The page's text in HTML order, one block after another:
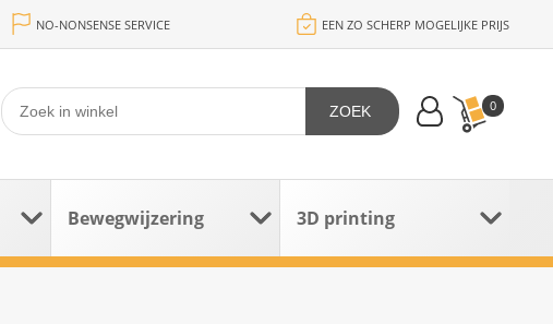
NO-NONSENSE SERVICE EEN ZO SCHERP MOGELIJKE PRIJS
0
ZOEK
Bewegwijzering 3D printing